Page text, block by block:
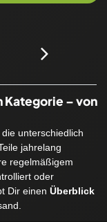
Kategorie – von
unterschiedlich
jahrelang
regelmäßigem
oder
Dir einen Überblick